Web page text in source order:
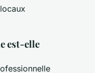
est-elle